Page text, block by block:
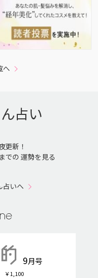
へ
占い
更新！
での 運勢を見る
占いへ
9月号
￥1,100